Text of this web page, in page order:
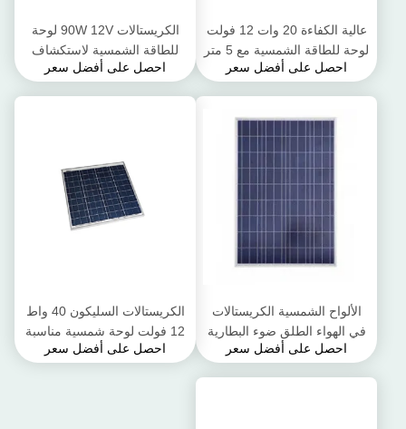
عالية الكفاءة 20 وات 12 فولت
لوحة للطاقة الشمسية مع 5 متر
التمساح كليب الأسلاك
احصل على أفضل سعر
الكريستالات 90W 12V لوحة
للطاقة الشمسية لاستكشاف
الفضاء وغيرها من أشكال النقل
احصل على أفضل سعر
الألواح الشمسية الكريستالات
في الهواء الطلق ضوء البطارية
شحن تدفئة حمامات السباحة
احصل على أفضل سعر
الكريستالات السليكون 40 واط
12 فولت لوحة شمسية مناسبة
للظروف القاسية
احصل على أفضل سعر